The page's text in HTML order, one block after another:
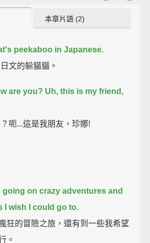
本章片語 (2)
peekaboo in Japanese.
文的躲貓貓。
are you? Uh, this is my friend,
呃...這是我朋友，珍娜!
on crazy adventures and
I wish I could go to.
狂的冒險之旅，還有到一些我希望
。